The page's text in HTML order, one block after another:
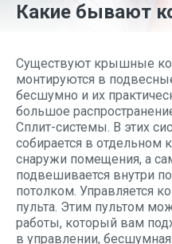
Какие бывают
Существуют крышные
монтируются в
бесшумно и их
большое
Сплит-системы. В этих
собирается в отдельном
снаружи помещения, а
подвешивается внутри
потолком. Управляется
пульта. Этим пультом
работы, который вам
в управлении,